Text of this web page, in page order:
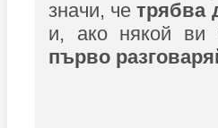
значи, четрябва
и, ако някой ви
първо